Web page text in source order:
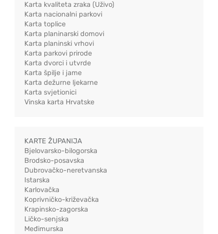
Karta kvaliteta zraka (Uživo)
Karta nacionalni parkovi
Karta toplice
Karta planinarski domovi
Karta planinski vrhovi
Karta parkovi prirode
Karta dvorci i utvrde
Karta špilje i jame
Karta dežurne ljekarne
Karta svjetionici
Vinska karta Hrvatske
KARTE ŽUPANIJA
Bjelovarsko-bilogorska
Brodsko-posavska
Dubrovačko-neretvanska
Istarska
Karlovačka
Koprivničko-križevačka
Krapinsko-zagorska
Ličko-senjska
Međimurska